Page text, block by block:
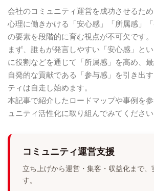
会社のコミュニティ運営を成功させるた
心理に働きかける「安心感」「所属感」
の要素を段階的に育む視点が不可欠です。
まず、誰もが発言しやすい「安心感」と
に役割などを通じて「所属感」を高め、
自発的な貢献である「参与感」を引き出
ティは自走し始めます。
本記事で紹介したロードマップや事例を
ュニティ活性化に取り組んでみてください
コミュニティ運営支援
立ち上げから運営・集客・収益化まで、
す。